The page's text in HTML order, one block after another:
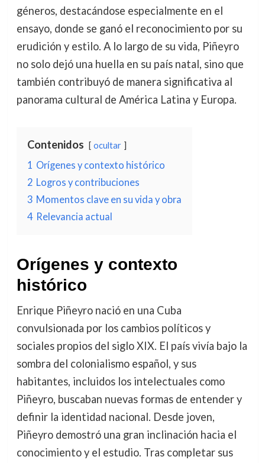
géneros, destacándose especialmente en el
ensayo, donde se ganó el reconocimiento por su
erudición y estilo. A lo largo de su vida, Piñeyro
no solo dejó una huella en su país natal, sino que
también contribuyó de manera significativa al
panorama cultural de América Latina y Europa.
Contenidos ocultar
1 Orígenes y contexto histórico
2 Logros y contribuciones
3 Momentos clave en su vida y obra
4 Relevancia actual
Orígenes y contexto
histórico
Enrique Piñeyro nació en una Cuba
convulsionada por los cambios políticos y
sociales propios del siglo XIX. El país vivía bajo la
sombra del colonialismo español, y sus
habitantes, incluidos los intelectuales como
Piñeyro, buscaban nuevas formas de entender y
definir la identidad nacional. Desde joven,
Piñeyro demostró una gran inclinación hacia el
conocimiento y el estudio. Tras completar sus